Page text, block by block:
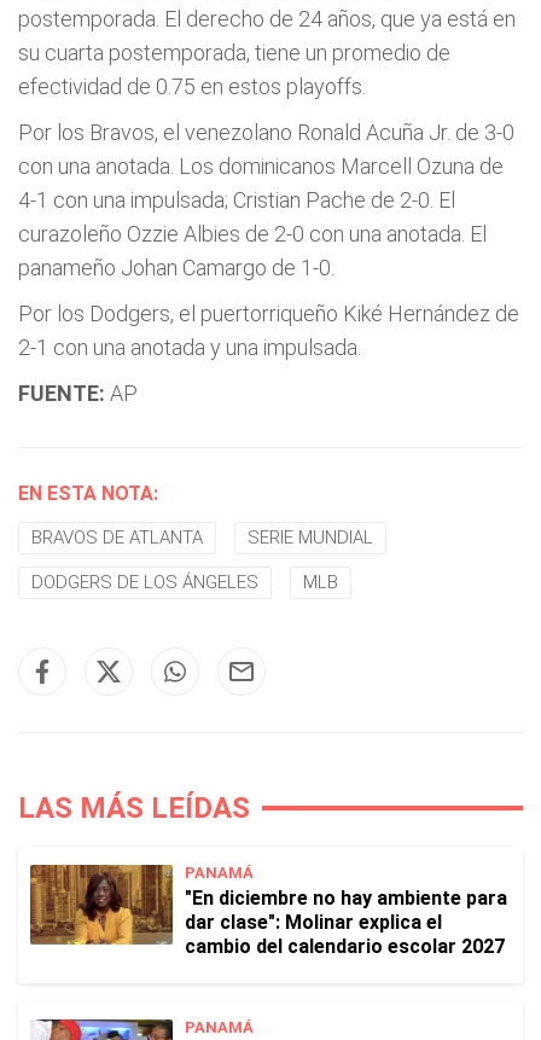
postemporada. El derecho de 24 años, que ya está en
su cuarta postemporada, tiene un promedio de
efectividad de 0.75 en estos playoffs.
Por los Bravos, el venezolano Ronald Acuña Jr. de 3-0
con una anotada. Los dominicanos Marcell Ozuna de
4-1 con una impulsada; Cristian Pache de 2-0. El
curazoleño Ozzie Albies de 2-0 con una anotada. El
panameño Johan Camargo de 1-0.
Por los Dodgers, el puertorriqueño Kiké Hernández de
2-1 con una anotada y una impulsada.
FUENTE: AP
EN ESTA NOTA:
BRAVOS DE ATLANTA SERIE MUNDIAL
DODGERS DE LOS ÁNGELES MLB
LAS MÁS LEÍDAS
PANAMÁ
"En diciembre no hay ambiente para
dar clase": Molinar explica el
cambio del calendario escolar 2027
PANAMÁ